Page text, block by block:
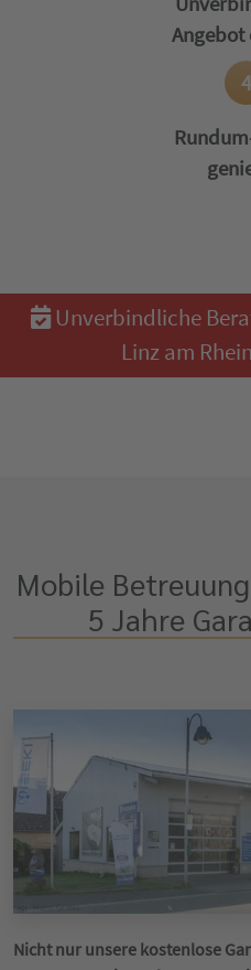
Angebot
Unverbindliche
Linz am
Mobile
5 Jahre
Nicht nur unsere kostenlose